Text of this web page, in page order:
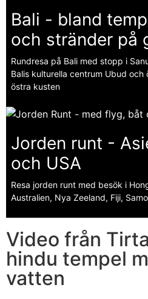
Bali - bland
och stränder på
Rundresa på Bali med stopp i
Balis kulturella centrum Ubud
östra kusten
Jorden runt -
och USA
Resa jorden runt med besök i
Australien, Nya Zeeland, Fiji,
Video från
hindu tempel
vatten